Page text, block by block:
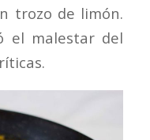
trozo de limón.
el malestar del